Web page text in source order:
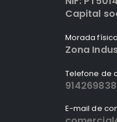
Capital
Morada física
Zona
Telefone de
914269838
E-mail de